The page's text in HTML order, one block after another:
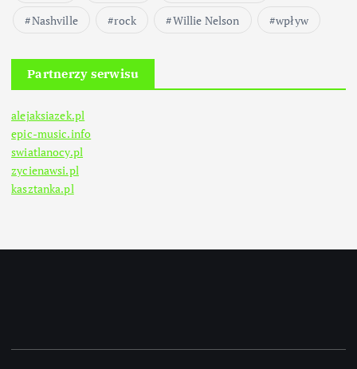
Nashville
rock Willie Nelson wpływ
Partnerzy serwisu
alejaksiazek.pl
epic-music.info
swiatlanocy.pl
zycienawsi.pl
kasztanka.pl